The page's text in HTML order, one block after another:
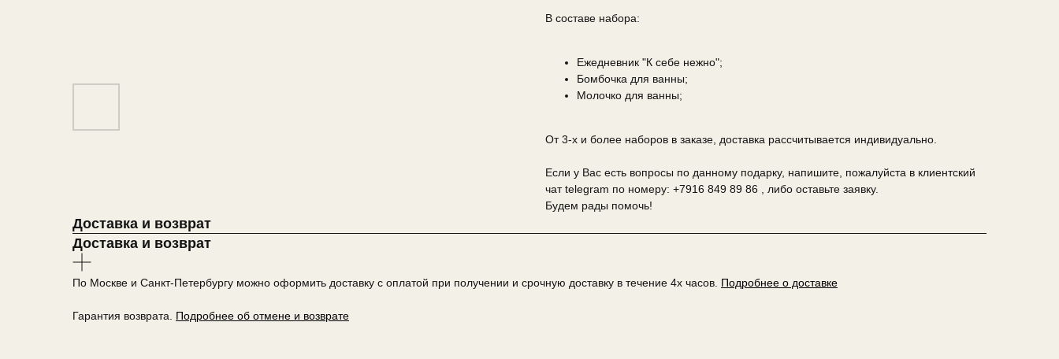
В составе набора:
Ежедневник "К себе нежно";
Бомбочка для ванны;
Молочко для ванны;
От 3-х и более наборов в заказе, доставка рассчитывается индивидуально.
Если у Вас есть вопросы по данному подарку, напишите, пожалуйста в клиентский
чат telegram по номеру: +7916 849 89 86 , либо оставьте заявку.
Будем рады помочь!
Доставка и возврат
Доставка и возврат
По Москве и Санкт-Петербургу можно оформить доставку с оплатой при получении и срочную доставку в течение 4х часов. Подробнее о доставке
Гарантия возврата. Подробнее об отмене и возврате